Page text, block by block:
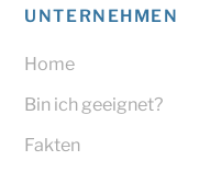
UNTERNEHMEN
Home
Bin ich geeignet?
Fakten